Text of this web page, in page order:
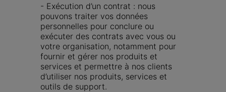
- Exécution d’un contrat : nous
pouvons traiter vos données
personnelles pour conclure ou
exécuter des contrats avec vous ou
votre organisation, notamment pour
fournir et gérer nos produits et
services et permettre à nos clients
d’utiliser nos produits, services et
outils de support.